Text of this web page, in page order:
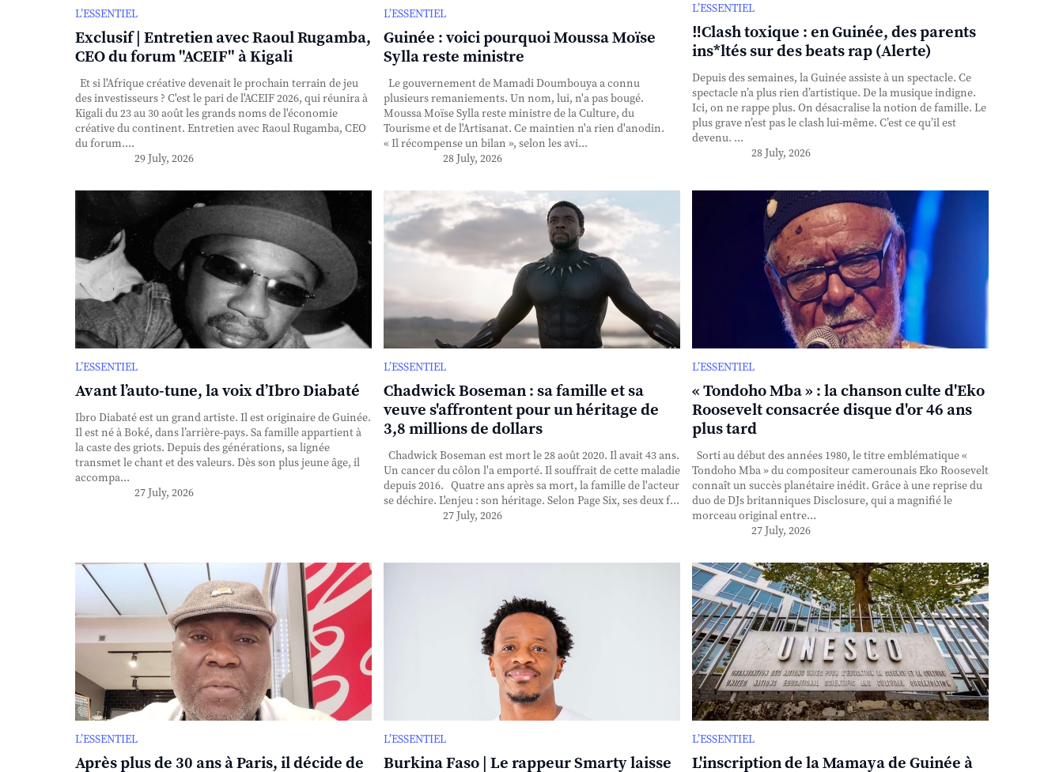
L’ESSENTIEL
Exclusif | Entretien avec Raoul Rugamba,
CEO du forum "ACEIF" à Kigali
Et si l'Afrique créative devenait le prochain terrain de jeu
des investisseurs ? C'est le pari de l'ACEIF 2026, qui réunira à
Kigali du 23 au 30 août les grands noms de l'économie
créative du continent. Entretien avec Raoul Rugamba, CEO
du forum....
29 July, 2026
L’ESSENTIEL
Guinée : voici pourquoi Moussa Moïse
Sylla reste ministre
Le gouvernement de Mamadi Doumbouya a connu
plusieurs remaniements. Un nom, lui, n'a pas bougé.
Moussa Moïse Sylla reste ministre de la Culture, du
Tourisme et de l'Artisanat. Ce maintien n'a rien d'anodin.
« Il récompense un bilan », selon les avi...
28 July, 2026
L’ESSENTIEL
‼️Clash toxique : en Guinée, des parents
ins*ltés sur des beats rap (Alerte)
Depuis des semaines, la Guinée assiste à un spectacle. Ce
spectacle n’a plus rien d’artistique. De la musique indigne.
Ici, on ne rappe plus. On désacralise la notion de famille. Le
plus grave n’est pas le clash lui-même. C’est ce qu’il est
devenu. ...
28 July, 2026
L’ESSENTIEL
Avant l’auto-tune, la voix d’Ibro Diabaté
Ibro Diabaté est un grand artiste. Il est originaire de Guinée.
Il est né à Boké, dans l’arrière-pays. Sa famille appartient à
la caste des griots. Depuis des générations, sa lignée
transmet le chant et des valeurs. Dès son plus jeune âge, il
accompa...
27 July, 2026
L’ESSENTIEL
Chadwick Boseman : sa famille et sa
veuve s'affrontent pour un héritage de
3,8 millions de dollars
Chadwick Boseman est mort le 28 août 2020. Il avait 43 ans.
Un cancer du côlon l'a emporté. Il souffrait de cette maladie
depuis 2016. Quatre ans après sa mort, la famille de l'acteur
se déchire. L'enjeu : son héritage. Selon Page Six, ses deux f...
27 July, 2026
L’ESSENTIEL
« Tondoho Mba » : la chanson culte d'Eko
Roosevelt consacrée disque d'or 46 ans
plus tard
Sorti au début des années 1980, le titre emblématique «
Tondoho Mba » du compositeur camerounais Eko Roosevelt
connaît un succès planétaire inédit. Grâce à une reprise du
duo de DJs britanniques Disclosure, qui a magnifié le
morceau original entre...
27 July, 2026
L’ESSENTIEL
Après plus de 30 ans à Paris, il décide de
L’ESSENTIEL
Burkina Faso | Le rappeur Smarty laisse
L’ESSENTIEL
L'inscription de la Mamaya de Guinée à